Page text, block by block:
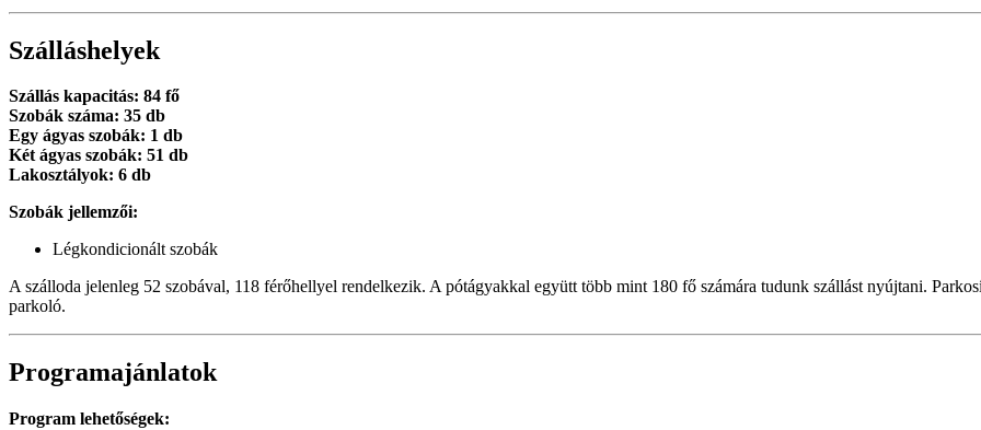
Szálláshelyek
Szállás kapacitás: 84 fő
Szobák száma: 35 db
Egy ágyas szobák: 1 db
Két ágyas szobák: 51 db
Lakosztályok: 6 db
Szobák jellemzői:
Légkondicionált szobák
A szálloda jelenleg 52 szobával, 118 férőhellyel rendelkezik. A pótágyakkal együtt több mint 180 fő számára tudunk szállást nyújtani.
parkoló.
Programajánlatok
Program lehetőségek: